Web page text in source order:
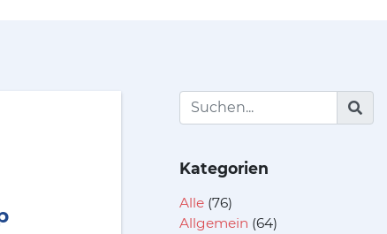
Kategorien
Alle (76)
Allgemein (64)